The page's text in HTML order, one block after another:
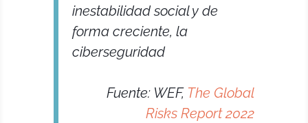
inestabilidad social y de
forma creciente, la
ciberseguridad
Fuente: WEF, The Global
Risks Report 2022